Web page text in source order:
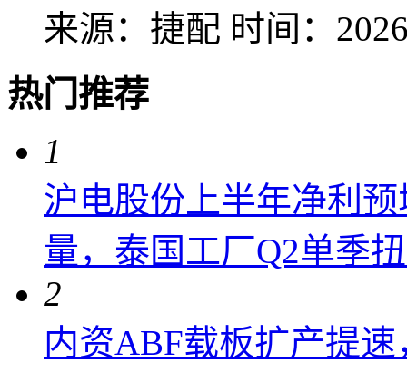
来源：捷配 时间：
热门推荐
1
沪电股份上半年净利
量，泰国工厂Q2单季
2
内资ABF载板扩产提